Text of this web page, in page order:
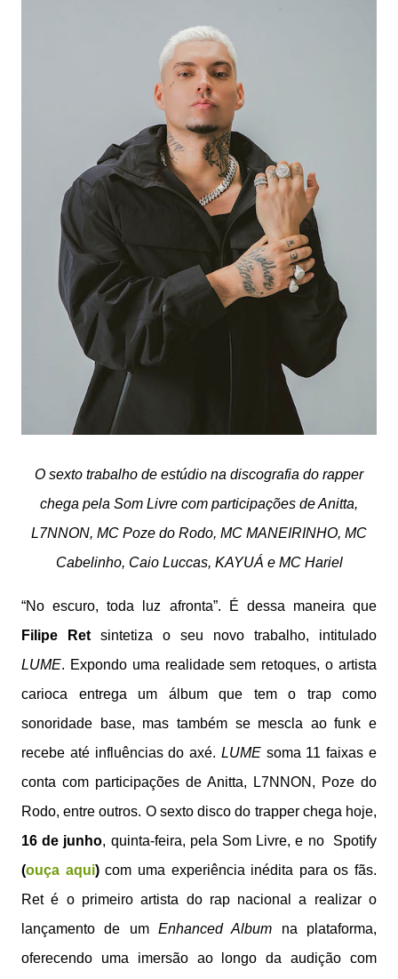
O sexto trabalho de estúdio na discografia do rapper
chega pela Som Livre com participações de Anitta,
L7NNON, MC Poze do Rodo, MC MANEIRINHO, MC
Cabelinho, Caio Luccas, KAYUÁ e MC Hariel
“No escuro, toda luz afronta”. É dessa maneira que
Filipe Ret sintetiza o seu novo trabalho, intitulado
LUME. Expondo uma realidade sem retoques, o artista
carioca entrega um álbum que tem o trap como
sonoridade base, mas também se mescla ao funk e
recebe até influências do axé. LUMEsoma 11 faixas e
conta com participações de Anitta, L7NNON, Poze do
Rodo, entre outros. O sexto disco do trapper chega hoje,
16 de junho, quinta-feira, pela Som Livre, e no Spotify
(ouça aqui)com uma experiência inédita para os fãs.
Ret é o primeiro artista do rap nacional a realizar o
lançamento de um Enhanced Album na plataforma,
oferecendo uma imersão ao longo da audição com